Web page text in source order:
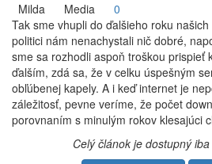
Milda Media
0
Tak sme vhupli do ďalšieho roku
politici nám nenachystali nič dobré,
sme sa rozhodli aspoň troškou prispieť
ďalším, zdá sa, že v celku úspešným
obľúbenej kapely. A i keď internet je
záležitosť, pevne veríme, že počet
porovnaním s minulým rokov klesajúci
Celý článok je dostupný